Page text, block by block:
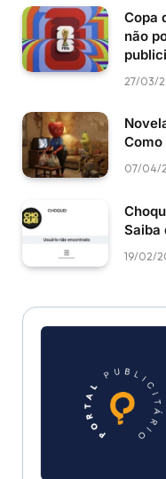
Copa
não
27/03/
07/04/
Saiba
19/02/